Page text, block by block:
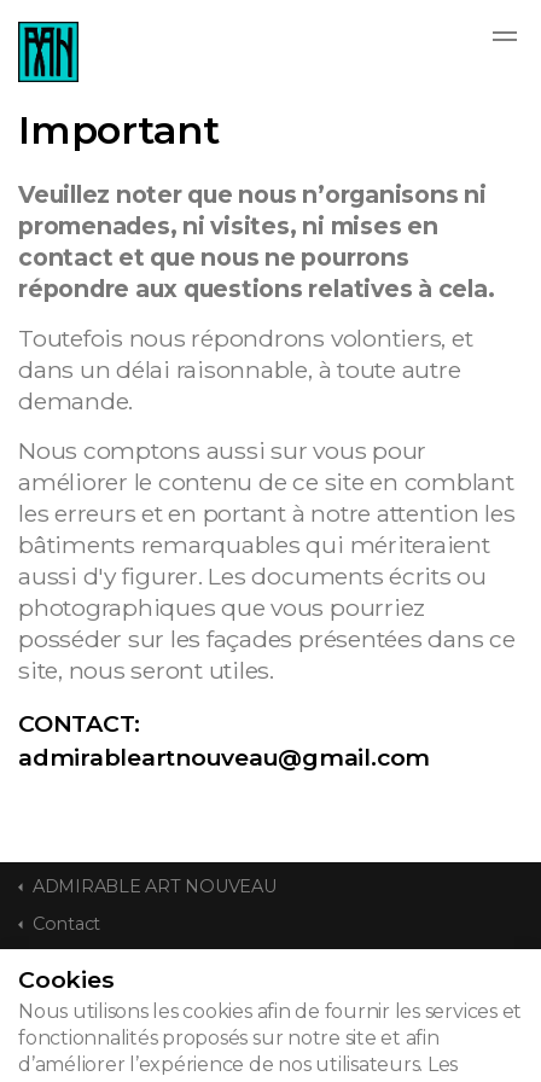
Important
Veuillez noter que nous n’organisons ni
promenades, ni visites, ni mises en
contact et que nous ne pourrons
répondre aux questions relatives à cela.
Toutefois nous répondrons volontiers, et
dans un délai raisonnable, à toute autre
demande.
Nous comptons aussi sur vous pour
améliorer le contenu de ce site en comblant
les erreurs et en portant à notre attention les
bâtiments remarquables qui mériteraient
aussi d'y figurer. Les documents écrits ou
photographiques que vous pourriez
posséder sur les façades présentées dans ce
site, nous seront utiles.
CONTACT:
admirableartnouveau@gmail.com
ADMIRABLE ART NOUVEAU
Contact
CONTACT
Cookies
Nous utilisons les cookies afin de fournir les services et
fonctionnalités proposés sur notre site et afin
d’améliorer l’expérience de nos utilisateurs. Les